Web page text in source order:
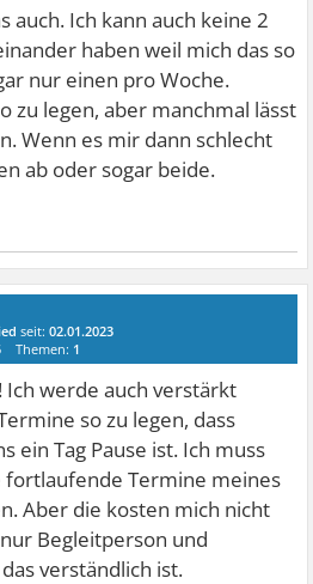
auch. Ich kann auch keine 2
haben weil mich das so
nur einen pro Woche.
zu legen, aber manchmal lässt
Wenn es mir dann schlecht
ab oder sogar beide.
seit:02.01.2023
Themen: 1
Ich werde auch verstärkt
so zu legen, dass
ein Tag Pause ist. Ich muss
Termine meines
Aber die kosten mich nicht
Begleitperson und
verständlich ist.